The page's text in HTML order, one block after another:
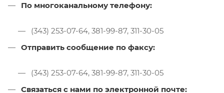
По многоканальному телефону:
(343) 253-07-64, 381-99-87, 311-30-05
Отправить сообщение по факсу:
(343) 253-07-64, 381-99-87, 311-30-05
Связаться с нами по электронной почте: